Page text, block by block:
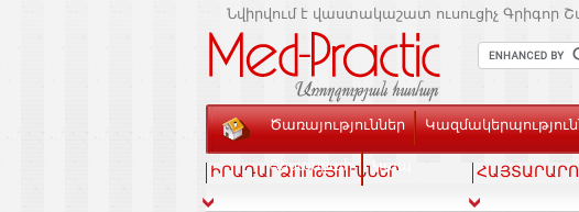
Նվիրվում է վաստակաշատ ուսուցիչ Գրիգոր
Ծառայություններ
Տեսասրահ Կապ
ԻՐԱԴԱՐՁՈՒԹՅՈՒՆՆԵՐ